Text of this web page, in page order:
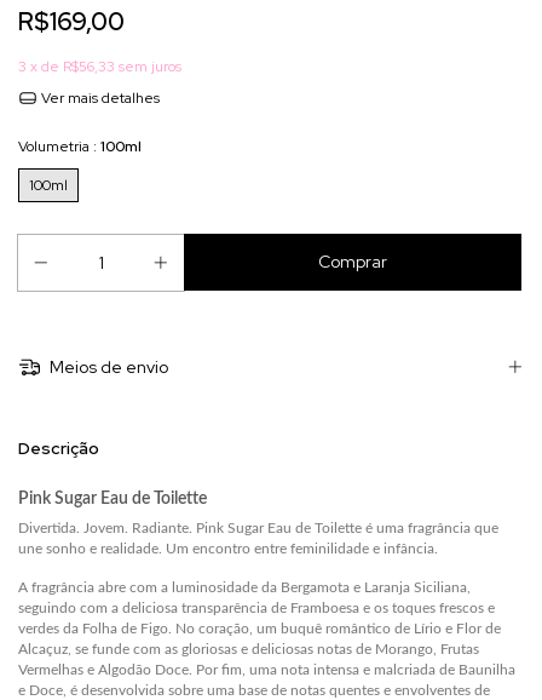
R$169,00
3 x de R$56,33 sem juros
Ver mais detalhes
Volumetria : 100ml
100ml
Meios de envio
Descrição
Pink Sugar Eau de Toilette
Divertida. Jovem. Radiante. Pink Sugar Eau de Toilette é uma fragrância que
une sonho e realidade. Um encontro entre feminilidade e infância.
A fragrância abre com a luminosidade da Bergamota e Laranja Siciliana,
seguindo com a deliciosa transparência de Framboesa e os toques frescos e
verdes da Folha de Figo. No coração, um buquê romântico de Lírio e Flor de
Alcaçuz, se funde com as gloriosas e deliciosas notas de Morango, Frutas
Vermelhas e Algodão Doce. Por fim, uma nota intensa e malcriada de Baunilha
e Doce, é desenvolvida sobre uma base de notas quentes e envolventes de